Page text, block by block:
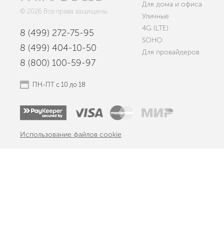
© 2026 Все права защищены.
8 (499) 272-75-95
8 (499) 404-10-50
8 (800) 100-59-97
ПН-ПТ с 10 до 18
Для дома и офиса
Уличные
4G (LTE)
SOHO
Для провайдеров
Использование файлов cookie